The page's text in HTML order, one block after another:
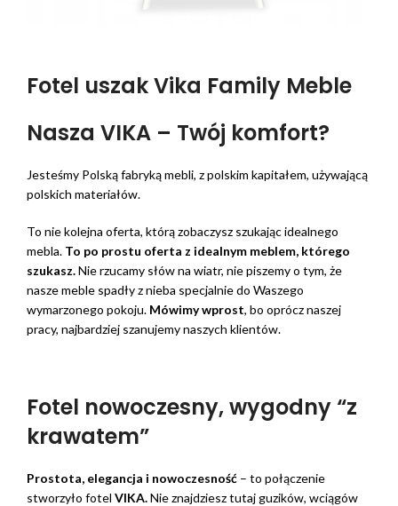
Fotel uszak Vika Family Meble
Nasza VIKA – Twój komfort?
Jesteśmy Polską fabryką mebli, z polskim kapitałem, używającą
polskich materiałów.
To nie kolejna oferta, którą zobaczysz szukając idealnego
mebla. To po prostu oferta z idealnym meblem, którego
szukasz.Nie rzucamy słów na wiatr, nie piszemy o tym, że
nasze meble spadły z nieba specjalnie do Waszego
wymarzonego pokoju. Mówimy wprost, bo oprócz naszej
pracy, najbardziej szanujemy naszych klientów.
Fotel nowoczesny, wygodny “z
krawatem”
Prostota, elegancja i nowoczesność – to połączenie
stworzyło fotel VIKA.Nie znajdziesz tutaj guzików, wciągów